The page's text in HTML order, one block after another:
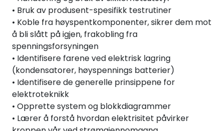
• Bruk av produsent-spesifikk testrutiner
• Koble fra høyspentkomponenter, sikrer dem mot
å bli slått på igjen, frakobling fra
spenningsforsyningen
• Identifisere farene ved elektrisk lagring
(kondensatorer, høyspennings batterier)
• Identifisere de generelle prinsippene for
elektroteknikk
• Opprette system og blokkdiagrammer
• Lærer å forstå hvordan elektrisitet påvirker